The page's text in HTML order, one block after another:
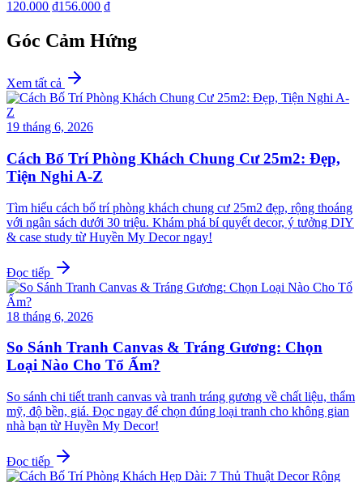
120.000 ₫156.000 ₫
Góc Cảm Hứng
Xem tất cả
19 tháng 6, 2026
Cách Bố Trí Phòng Khách Chung Cư 25m2: Đẹp,
Tiện Nghi A-Z
Tìm hiểu cách bố trí phòng khách chung cư 25m2 đẹp, rộng thoáng
với ngân sách dưới 30 triệu. Khám phá bí quyết decor, ý tưởng DIY
& case study từ Huyền My Decor ngay!
Đọc tiếp
18 tháng 6, 2026
So Sánh Tranh Canvas & Tráng Gương: Chọn
Loại Nào Cho Tổ Ấm?
So sánh chi tiết tranh canvas và tranh tráng gương về chất liệu, thẩm
mỹ, độ bền, giá. Đọc ngay để chọn đúng loại tranh cho không gian
nhà bạn từ Huyền My Decor!
Đọc tiếp